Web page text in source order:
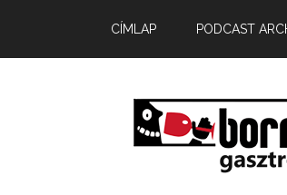
CÍMLAP PODCAST